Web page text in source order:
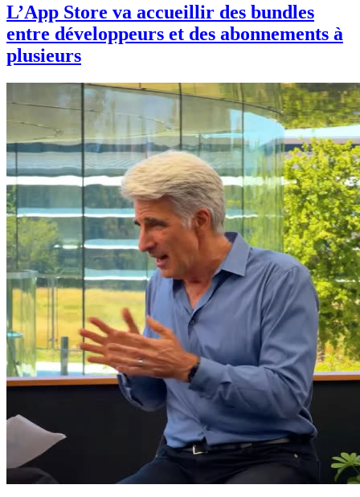
L’App Store va accueillir des bundles
entre développeurs et des abonnements à
plusieurs